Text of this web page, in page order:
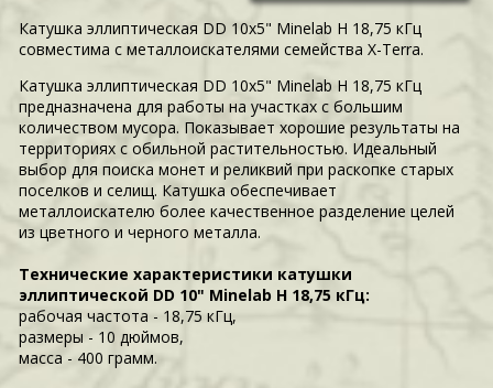
Катушка эллиптическая DD 10x5" Minelab H 18,75 кГц
совместима с металлоискателями семейства X-Terra.
Катушка эллиптическая DD 10x5" Minelab H 18,75 кГц
предназначена для работы на участках с большим
количеством мусора. Показывает хорошие результаты на
территориях с обильной растительностью. Идеальный
выбор для поиска монет и реликвий при раскопке старых
поселков и селищ. Катушка обеспечивает
металлоискателю более качественное разделение целей
из цветного и черного металла.
Технические характеристики катушки
эллиптической DD 10" Minelab H 18,75 кГц:
рабочая частота - 18,75 кГц,
размеры - 10 дюймов,
масса - 400 грамм.